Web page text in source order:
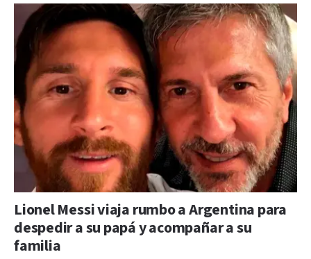
Lionel Messi viaja rumbo a Argentina para
despedir a su papá y acompañar a su
familia